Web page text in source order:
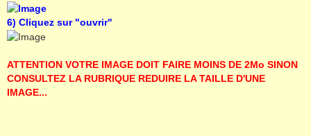
6) Cliquez sur "ouvrir"
ATTENTION VOTRE IMAGE DOIT FAIRE MOINS DE 2Mo SINON
CONSULTEZ LA RUBRIQUE REDUIRE LA TAILLE D'UNE
IMAGE...